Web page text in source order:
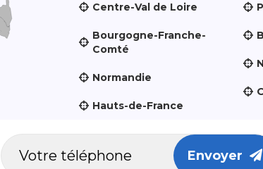
Centre-Val de Loire
Bourgogne-Franche-
Comté
Normandie
Hauts-de-France
Envoyer